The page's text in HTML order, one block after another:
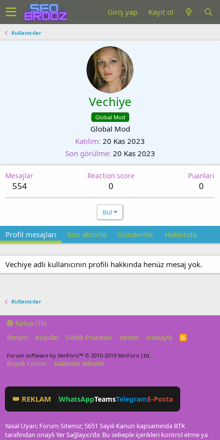
Giriş yap Kayıt ol
Kullanıcılar
Vechiye
Global Mod
Global Mod
Katılım 20 Kas 2023
Son görülme 20 Kas 2023
Mesajlar
554
Reaction score
0
Puanları
0
Bul
Profil mesajları Son aktivite Gönderiler Hakkında
Vechiye adlı kullanıcının profili hakkında henüz mesaj yok.
Kullanıcılar
Türkçe (TR)
İletişim
Koşullar Gizlilik Politikası Yardım Anasayfa
R
Forum software by XenForo™ © 2010-2019 XenForo Ltd.
Büyük Forum Kalabalık Yalnızlık
👑 REKLAM WhatsAppTeamsTelegramE-Posta
Yasal Uyarı: Forum Sitemiz; 5651 Sayılı Kanun kapsamında BTK
tarafından onaylı Yer Sağlayıcı'dır. Bu sebeple içerikleri kontrol etme ya